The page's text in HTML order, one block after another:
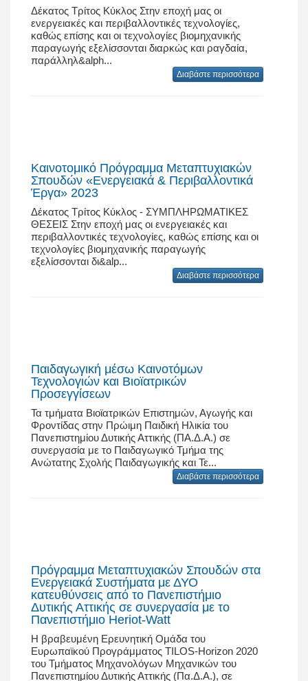
Δέκατος Τρίτος Κύκλος Στην εποχή μας οι
ενεργειακές και περιβαλλοντικές τεχνολογίες,
καθώς επίσης και οι τεχνολογίες βιομηχανικής
παραγωγής εξελίσσονται διαρκώς και ραγδαία,
παράλληλ&alph...
Διαβάστε περισσότερα
Καινοτομικό Πρόγραμμα Μεταπτυχιακών
Σπουδών «Ενεργειακά & Περιβαλλοντικά
Έργα» 2023
Δέκατος Τρίτος Κύκλος - ΣΥΜΠΛΗΡΩΜΑΤΙΚΕΣ
ΘΕΣΕΙΣ Στην εποχή μας οι ενεργειακές και
περιβαλλοντικές τεχνολογίες, καθώς επίσης και οι
τεχνολογίες βιομηχανικής παραγωγής
εξελίσσονται δι&alp...
Διαβάστε περισσότερα
Παιδαγωγική μέσω Καινοτόμων
Τεχνολογιών και Βιοϊατρικών
Προσεγγίσεων
Τα τμήματα Βιοϊατρικών Επιστημών, Αγωγής και
Φροντίδας στην Πρώιμη Παιδική Ηλικία του
Πανεπιστημίου Δυτικής Αττικής (ΠΑ.Δ.Α.) σε
συνεργασία με το Παιδαγωγικό Τμήμα της
Ανώτατης Σχολής Παιδαγωγικής και Τε...
Διαβάστε περισσότερα
Πρόγραμμα Μεταπτυχιακών Σπουδών στα
Ενεργειακά Συστήματα με ΔΥΟ
κατευθύνσεις από το Πανεπιστήμιο
Δυτικής Αττικής σε συνεργασία με το
Πανεπιστήμιο Heriot-Watt
Η βραβευμένη Ερευνητική Ομάδα του
Ευρωπαϊκού Προγράμματος TILOS-Horizon 2020
του Τμήματος Μηχανολόγων Μηχανικών του
Πανεπιστημίου Δυτικής Αττικής (Πα.Δ.Α.), σε